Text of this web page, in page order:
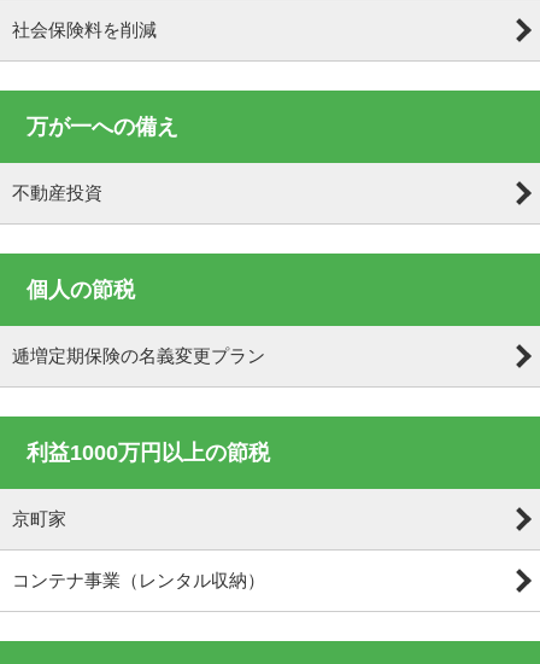
社会保険料を削減
万が一への備え
不動産投資
個人の節税
逓増定期保険の名義変更プラン
利益1000万円以上の節税
京町家
コンテナ事業（レンタル収納）